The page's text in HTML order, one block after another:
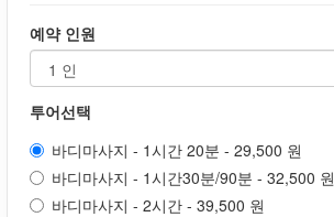
예약 인원
투어선택
바디마사지 - 1시간 20분 - 29,500 원
바디마사지 - 1시간30분/90분 - 32,500 원
바디마사지 - 2시간 - 39,500 원